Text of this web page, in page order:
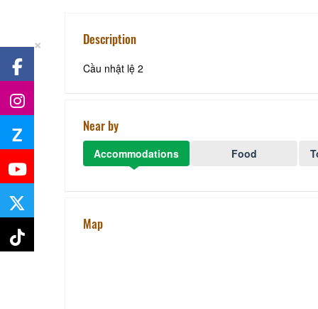
Description
Cầu nhật lệ 2
Near by
Accommodations Food
Map
×
Z